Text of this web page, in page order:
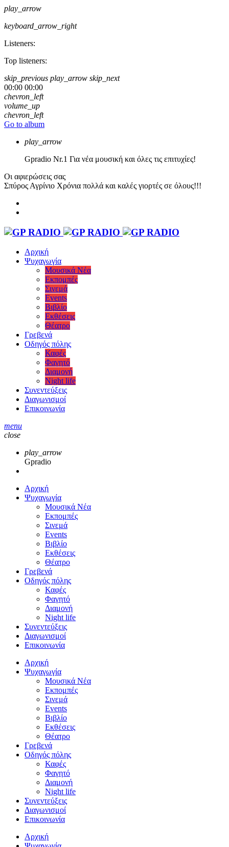
play_arrow
keyboard_arrow_right
Listeners:
Top listeners:
skip_previous play_arrow skip_next
00:00 00:00
chevron_left
volume_up
chevron_left
Go to album
play_arrow
Gpradio Nr.1 Για νέα μουσική και όλες τις επιτυχίες!
Οι αφιερώσεις σας
Σπύρος Αγρίνιο Χρόνια πολλά και καλές γιορτές σε όλους!!!
Αρχική
Ψυχαγωγία
Μουσικά Νέα
Εκπομπές
Σινεμά
Events
Βιβλίο
Εκθέσεις
Θέατρο
Γρεβενά
Οδηγός πόλης
Καφές
Φαγητό
Διαμονή
Night life
Συνεντεύξεις
Διαγωνισμοί
Επικοινωνία
menu
close
play_arrow
Gpradio
Αρχική
Ψυχαγωγία
Μουσικά Νέα
Εκπομπές
Σινεμά
Events
Βιβλίο
Εκθέσεις
Θέατρο
Γρεβενά
Οδηγός πόλης
Καφές
Φαγητό
Διαμονή
Night life
Συνεντεύξεις
Διαγωνισμοί
Επικοινωνία
Αρχική
Ψυχαγωγία
Μουσικά Νέα
Εκπομπές
Σινεμά
Events
Βιβλίο
Εκθέσεις
Θέατρο
Γρεβενά
Οδηγός πόλης
Καφές
Φαγητό
Διαμονή
Night life
Συνεντεύξεις
Διαγωνισμοί
Επικοινωνία
Αρχική